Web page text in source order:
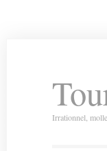
Irrationnel,